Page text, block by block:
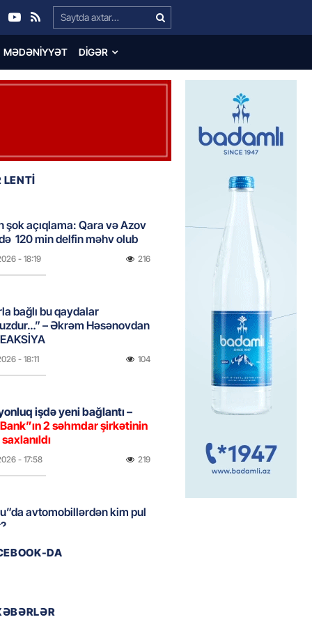
Search…
MƏDƏNIYYƏT DIGƏR
şok açıqlama: Qara və Azov
120 min delfin məhv olub
- 18:19 216
bağlı bu qaydalar
– Əkrəm Həsənovdan
- 18:11 104
işdə yeni bağlantı –
2 səhmdar şirkətinin
- 17:58 219
avtomobillərdən kim pul
REPORTAJ
DA